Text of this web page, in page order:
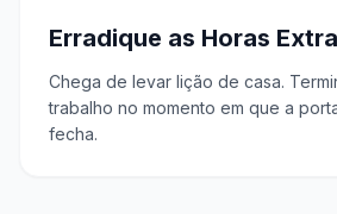
Erradique as Horas
Chega de levar lição de casa.
trabalho no momento em que a
fecha.